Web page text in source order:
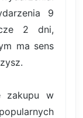
9
2 dni,
ma sens
zakupu w